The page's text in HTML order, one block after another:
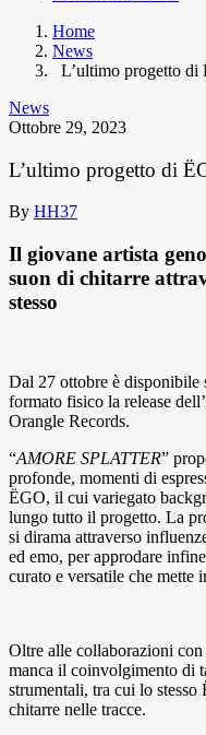
Home
News
L’ultimo progetto
News
Ottobre 29, 2023
L’ultimo progetto di
By HH37
Il giovane artista
suon di chitarre
stesso
Dal 27 ottobre è disponibile
formato fisico la release
Orangle Records.
“AMORE SPLATTER”
profonde, momenti di
ËGO, il cui variegato
lungo tutto il progetto. La
si dirama attraverso
ed emo, per approdare
curato e versatile che mette
Oltre alle collaborazioni
manca il coinvolgimento di
strumentali, tra cui lo
chitarre nelle tracce.